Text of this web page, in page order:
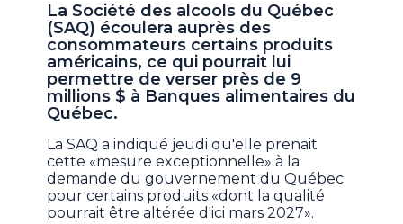
La Société des alcools du Québec
(SAQ) écoulera auprès des
consommateurs certains produits
américains, ce qui pourrait lui
permettre de verser près de 9
millions $ à Banques alimentaires du
Québec.
La SAQ a indiqué jeudi qu'elle prenait
cette «mesure exceptionnelle» à la
demande du gouvernement du Québec
pour certains produits «dont la qualité
pourrait être altérée d'ici mars 2027».